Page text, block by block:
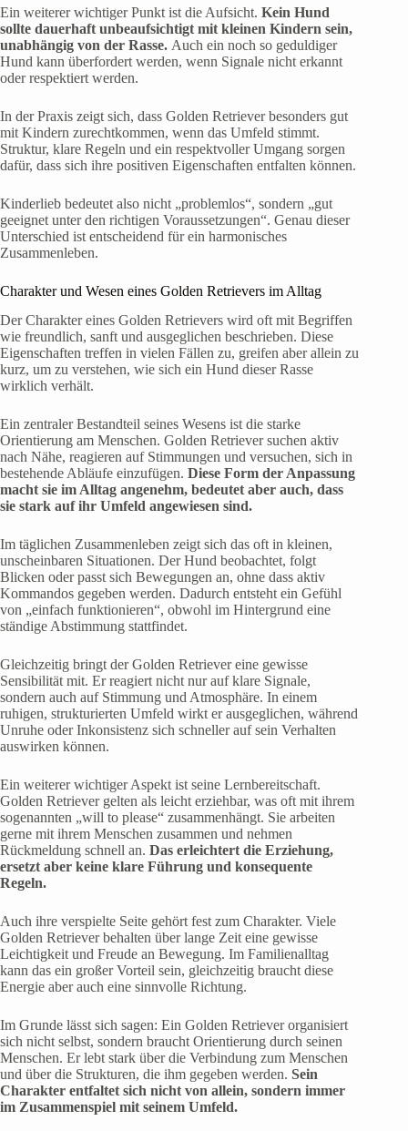
Ein weiterer wichtiger Punkt ist die Aufsicht. Kein Hund
sollte dauerhaft unbeaufsichtigt mit kleinen Kindern sein,
unabhängig von der Rasse. Auch ein noch so geduldiger
Hund kann überfordert werden, wenn Signale nicht erkannt
oder respektiert werden.
In der Praxis zeigt sich, dass Golden Retriever besonders gut
mit Kindern zurechtkommen, wenn das Umfeld stimmt.
Struktur, klare Regeln und ein respektvoller Umgang sorgen
dafür, dass sich ihre positiven Eigenschaften entfalten können.
Kinderlieb bedeutet also nicht „problemlos“, sondern „gut
geeignet unter den richtigen Voraussetzungen“. Genau dieser
Unterschied ist entscheidend für ein harmonisches
Zusammenleben.
Charakter und Wesen eines Golden Retrievers im Alltag
Der Charakter eines Golden Retrievers wird oft mit Begriffen
wie freundlich, sanft und ausgeglichen beschrieben. Diese
Eigenschaften treffen in vielen Fällen zu, greifen aber allein zu
kurz, um zu verstehen, wie sich ein Hund dieser Rasse
wirklich verhält.
Ein zentraler Bestandteil seines Wesens ist die starke
Orientierung am Menschen. Golden Retriever suchen aktiv
nach Nähe, reagieren auf Stimmungen und versuchen, sich in
bestehende Abläufe einzufügen. Diese Form der Anpassung
macht sie im Alltag angenehm, bedeutet aber auch, dass
sie stark auf ihr Umfeld angewiesen sind.
Im täglichen Zusammenleben zeigt sich das oft in kleinen,
unscheinbaren Situationen. Der Hund beobachtet, folgt
Blicken oder passt sich Bewegungen an, ohne dass aktiv
Kommandos gegeben werden. Dadurch entsteht ein Gefühl
von „einfach funktionieren“, obwohl im Hintergrund eine
ständige Abstimmung stattfindet.
Gleichzeitig bringt der Golden Retriever eine gewisse
Sensibilität mit. Er reagiert nicht nur auf klare Signale,
sondern auch auf Stimmung und Atmosphäre. In einem
ruhigen, strukturierten Umfeld wirkt er ausgeglichen, während
Unruhe oder Inkonsistenz sich schneller auf sein Verhalten
auswirken können.
Ein weiterer wichtiger Aspekt ist seine Lernbereitschaft.
Golden Retriever gelten als leicht erziehbar, was oft mit ihrem
sogenannten „will to please“ zusammenhängt. Sie arbeiten
gerne mit ihrem Menschen zusammen und nehmen
Rückmeldung schnell an. Das erleichtert die Erziehung,
ersetzt aber keine klare Führung und konsequente
Regeln.
Auch ihre verspielte Seite gehört fest zum Charakter. Viele
Golden Retriever behalten über lange Zeit eine gewisse
Leichtigkeit und Freude an Bewegung. Im Familienalltag
kann das ein großer Vorteil sein, gleichzeitig braucht diese
Energie aber auch eine sinnvolle Richtung.
Im Grunde lässt sich sagen: Ein Golden Retriever organisiert
sich nicht selbst, sondern braucht Orientierung durch seinen
Menschen. Er lebt stark über die Verbindung zum Menschen
und über die Strukturen, die ihm gegeben werden. Sein
Charakter entfaltet sich nicht von allein, sondern immer
im Zusammenspiel mit seinem Umfeld.